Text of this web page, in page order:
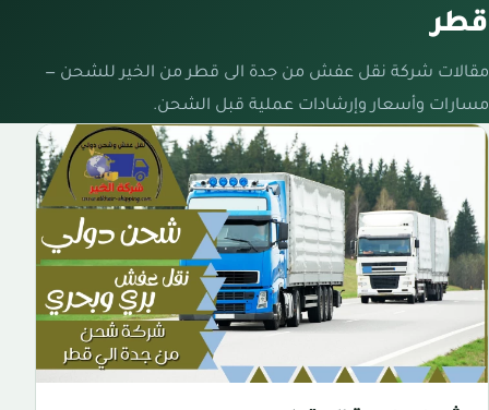
قطر
مقالات شركة نقل عفش من جدة الى قطر من الخير للشحن —
مسارات وأسعار وإرشادات عملية قبل الشحن.